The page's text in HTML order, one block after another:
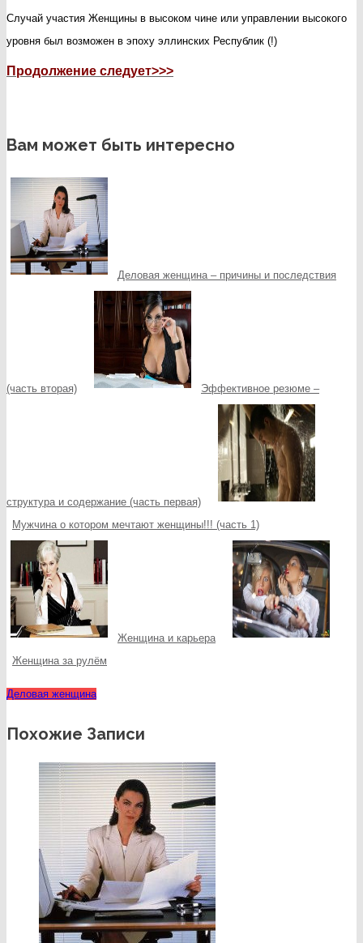
Случай участия Женщины в высоком чине или управлении высокого
уровня был возможен в эпоху эллинских Республик (!)
Продолжение следует>>>
Вам может быть интересно
Деловая женщина – причины и последствия
(часть вторая) Эффективное резюме –
структура и содержание (часть первая)
Мужчина о котором мечтают женщины!!! (часть 1)
Женщина и карьера
Женщина за рулём
Деловая женщина
Похожие Записи